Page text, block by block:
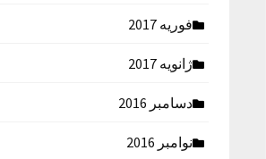
فوریه 2017
ژانویه 2017
دسامبر 2016
نوامبر 2016